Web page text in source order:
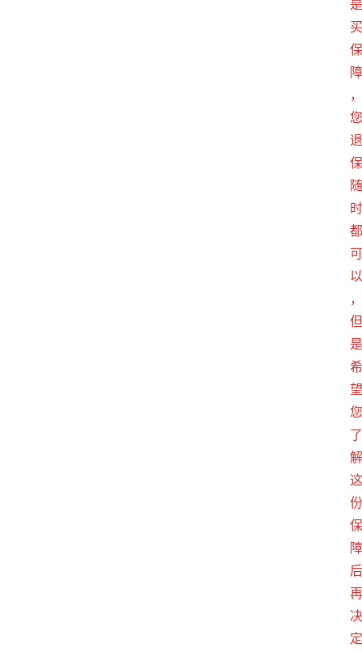
是
买
保
障
，
您
退
保
随
时
都
可
以
，
但
是
希
望
您
了
解
这
份
保
障
后
再
决
定